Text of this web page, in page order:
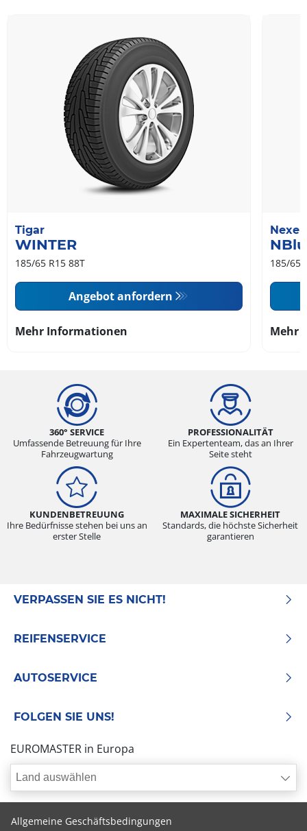
Tigar
WINTER
185/65 R15 88T
Angebot anfordern
Mehr Informationen
Nexen
185/65
Mehr
360° SERVICE
Umfassende Betreuung für Ihre
Fahrzeugwartung
PROFESSIONALITÄT
Ein Expertenteam, das an Ihrer
Seite steht
KUNDENBETREUUNG
Ihre Bedürfnisse stehen bei uns an
erster Stelle
MAXIMALE SICHERHEIT
Standards, die höchste Sicherheit
garantieren
VERPASSEN SIE ES NICHT!
REIFENSERVICE
AUTOSERVICE
FOLGEN SIE UNS!
EUROMASTER in Europa
Land auswählen
Allgemeine Geschäftsbedingungen